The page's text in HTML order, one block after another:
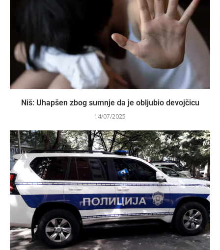
Niš: Uhapšen zbog sumnje da je oblјubio devojčicu
14/07/2025